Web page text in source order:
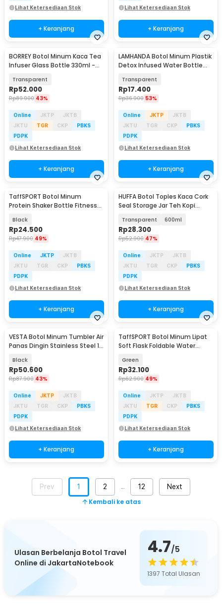
Lihat Ketersediaan Stok
+ Keranjang
Lihat Ketersediaan Stok
+ Keranjang
BORREY Botol Minum Kaca Tea
Infuser Glass Bottle 330ml -
Transparent
Rp52.000
Rp89.900 43%
Online JKTP
JKTB
JKTU
TGR CKP
PBKS
PDPK
Lihat Ketersediaan Stok
+ Keranjang
LAMHANDA Botol Minum Plastik
Detox Infused Water Bottle
Transparent
Rp17.400
Rp36.900 53%
Online JKTP
JKTB
JKTU
TGR CKP
PBKS
PDPK
Lihat Ketersediaan Stok
+ Keranjang
TaffSPORT Botol Minum
Protein Shaker Bottle Fitness
Black
Rp24.500
Rp47.900 49%
Online JKTP
JKTB
JKTU
TGR CKP
PBKS
PDPK
Lihat Ketersediaan Stok
+ Keranjang
HUFFA Botol Toples Kaca Cork
Seal Storage Jar Teh Kopi
Transparent 600ml
Rp28.300
Rp52.900 47%
Online JKTP
JKTB
JKTU
TGR CKP
PBKS
PDPK
Lihat Ketersediaan Stok
+ Keranjang
VESTA Botol Minum Tumbler Air
Panas Dingin Stainless Steel 1L
Black
Rp50.600
Rp87.900 43%
Online JKTP
JKTB
JKTU
TGR CKP
PBKS
PDPK
Lihat Ketersediaan Stok
+ Keranjang
TaffSPORT Botol Minum Lipat
Soft Flask Foldable Water
Green
Rp32.100
Rp62.900 49%
Online JKTP
JKTB
JKTU
TGR CKP
PBKS
PDPK
Lihat Ketersediaan Stok
+ Keranjang
Prev 1 2 12 Next
Kembali ke atas
Ulasan Berbelanja Botol Travel
Online di JakartaNotebook
4.7/5
1397 Total Ulasan